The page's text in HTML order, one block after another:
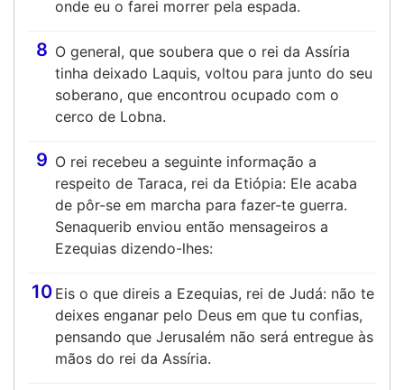
onde eu o farei morrer pela espada.
8 O general, que soubera que o rei da Assíria
tinha deixado Laquis, voltou para junto do seu
soberano, que encontrou ocupado com o
cerco de Lobna.
9 O rei recebeu a seguinte informação a
respeito de Taraca, rei da Etiópia: Ele acaba
de pôr-se em marcha para fazer-te guerra.
Senaquerib enviou então mensageiros a
Ezequias dizendo-lhes:
10 Eis o que direis a Ezequias, rei de Judá: não te
deixes enganar pelo Deus em que tu confias,
pensando que Jerusalém não será entregue às
mãos do rei da Assíria.